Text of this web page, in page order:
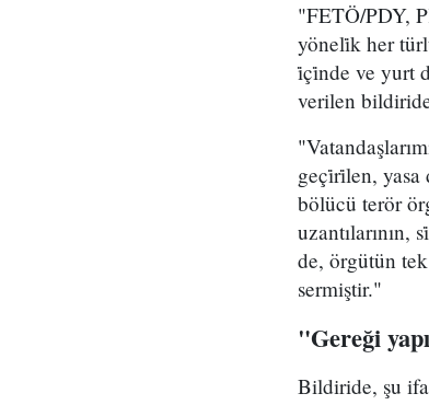
"FETÖ/PDY,
yöneli̇k her
i̇çi̇nde ve yurt
verilen
geçi̇ri̇len, yasa
bölücü terör
de, örgütün
sermiştir."
"Gereği
Bildiride, şu